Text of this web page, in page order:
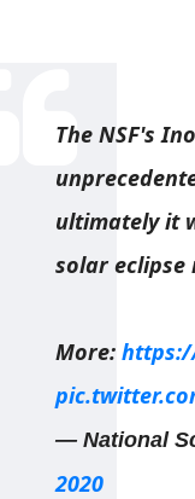
The NSF's
ultimately it
solar eclipse
More:
— National
2020